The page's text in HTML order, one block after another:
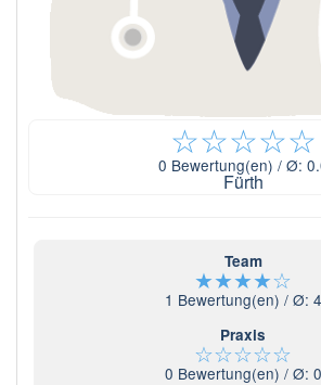
☆☆☆☆☆
0 Bewertung(en) / Ø:
Fürth
Team
★★★★☆
1 Bewertung(en) / Ø: 4
Praxis
☆☆☆☆☆
0 Bewertung(en) / Ø: 0